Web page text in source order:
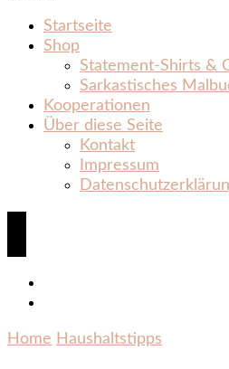
Startseite
Shop
Statement‑Shirts &
Sarkastisches
Kooperationen
Über diese Seite
Kontakt
Impressum
Home Haushaltstipps